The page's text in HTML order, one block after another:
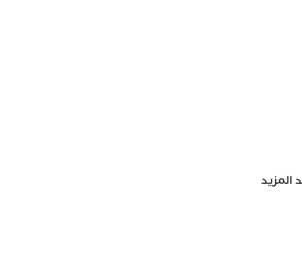
المزيد